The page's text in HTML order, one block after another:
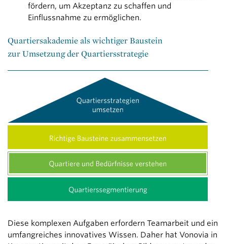
fördern, um Akzeptanz zu schaffen und
Einflussnahme zu ermöglichen.
Quartiersakademie als wichtiger Baustein
zur Umsetzung der Quartiersstrategie
Diese komplexen Aufgaben erfordern Teamarbeit und ein
umfangreiches innovatives Wissen. Daher hat Vonovia in